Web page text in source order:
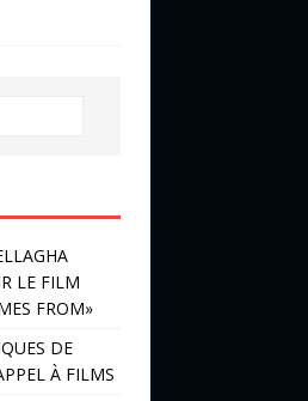
LE FILM
FROM»
DE
À FILMS